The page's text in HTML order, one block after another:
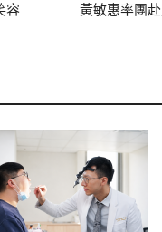
容
黃敏惠率團